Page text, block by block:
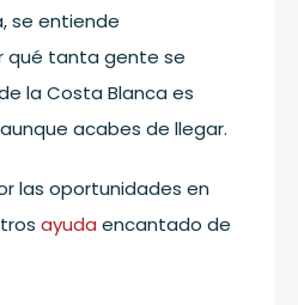
se entiende
qué tanta gente se
la Costa Blanca es
acabes de llegar.
las oportunidades en
ayuda encantado de